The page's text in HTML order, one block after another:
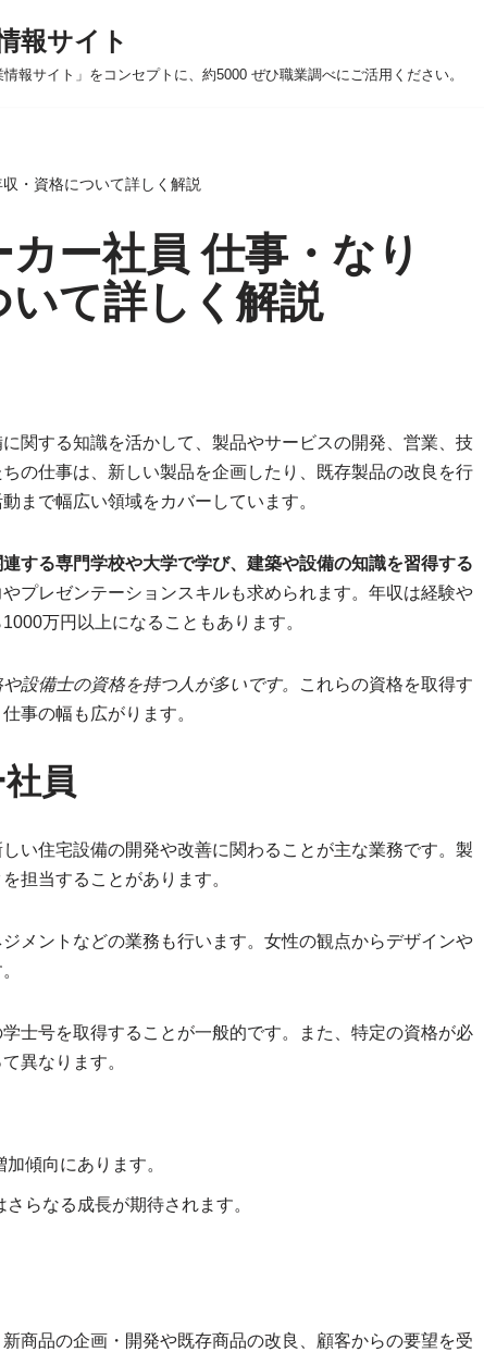
報サイト
報サイト」をコンセプトに、約5000 ぜひ職業調べにご活用ください。
・資格について詳しく解説
ー社員 仕事・なり
て詳しく解説
関する知識を活かして、製品やサービスの開発、営業、技
の仕事は、新しい製品を企画したり、既存製品の改良を行
まで幅広い領域をカバーしています。
する専門学校や大学で学び、建築や設備の知識を習得する
プレゼンテーションスキルも求められます。年収は経験や
万円以上になることもあります。
設備士の資格を持つ人が多いです。
これらの資格を取得す
事の幅も広がります。
員
い住宅設備の開発や改善に関わることが主な業務です。製
担当することがあります。
メントなどの業務も行います。女性の観点からデザインや
士号を取得することが一般的です。また、特定の資格が必
異なります。
傾向にあります。
らなる成長が期待されます。
商品の企画・開発や既存商品の改良、顧客からの要望を受